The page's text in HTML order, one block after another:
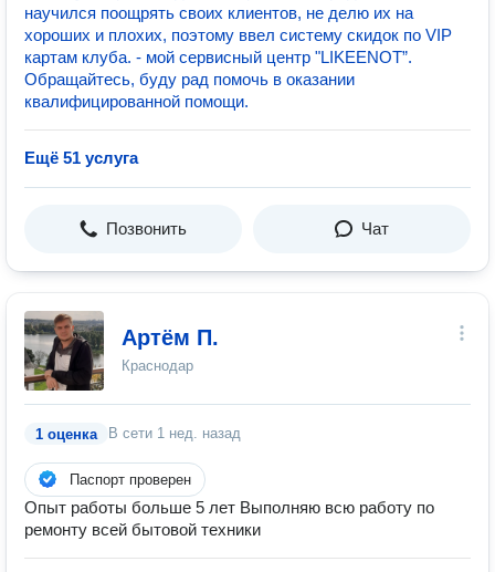
научился поощрять своих клиентов, не делю их на
хороших и плохих, поэтому ввел систему скидок по VIP
картам клуба. - мой сервисный центр "LIKEENOT”.
Обращайтесь, буду рад помочь в оказании
квалифицированной помощи.
Ещё 51 услуга
Позвонить Чат
Артём П.
Краснодар
1 оценка В сети 1 нед. назад
Паспорт проверен
Опыт работы больше 5 лет Выполняю всю работу по
ремонту всей бытовой техники